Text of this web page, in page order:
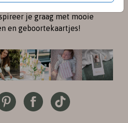
en een kijkje achter de
je graag met mooie
en geboortekaartjes!